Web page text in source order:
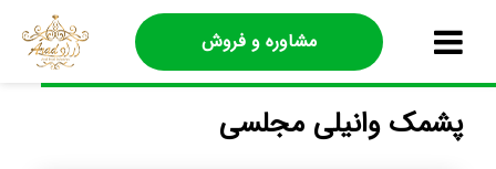
مشاوره و فروش
پشمک وانیلی مجلسی